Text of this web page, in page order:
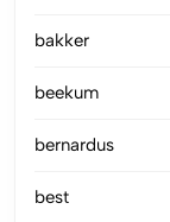
bakker
beekum
bernardus
best